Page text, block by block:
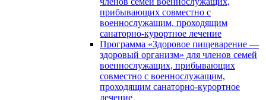
прибывающих совместно с
военнослужащим, проходящим
санаторно-курортное лечение
Программа «Здоровое пищеварение —
здоровый организм» для членов семей
военнослужащих, прибывающих
совместно с военнослужащим,
проходящим санаторно-курортное
лечение